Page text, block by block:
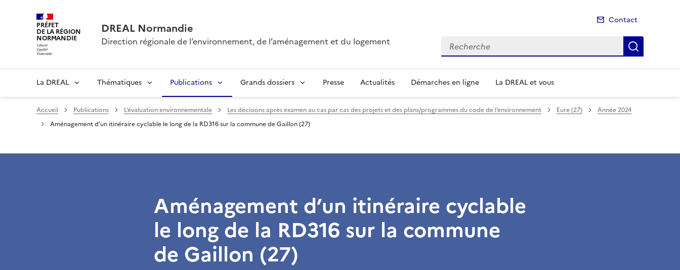
PRÉFET
DE LA RÉGION
NORMANDIE
DREAL Normandie
Direction régionale de l’environnement, de l’aménagement et du logement
Contact
Recherche
La DREAL Thématiques Publications Grands dossiers Presse Actualités Démarches en ligne La DREAL et vous
Accueil Publications L’évaluation environnementale Les décisions après examen au cas par cas des projets et des plans/programmes du code de l’environnement Eure (27)
Année 2024
Aménagement d’un itinéraire cyclable le long de la RD316 sur la commune de Gaillon (27)
Aménagement d’un itinéraire cyclable
le long de la RD316 sur la commune
de Gaillon (27)